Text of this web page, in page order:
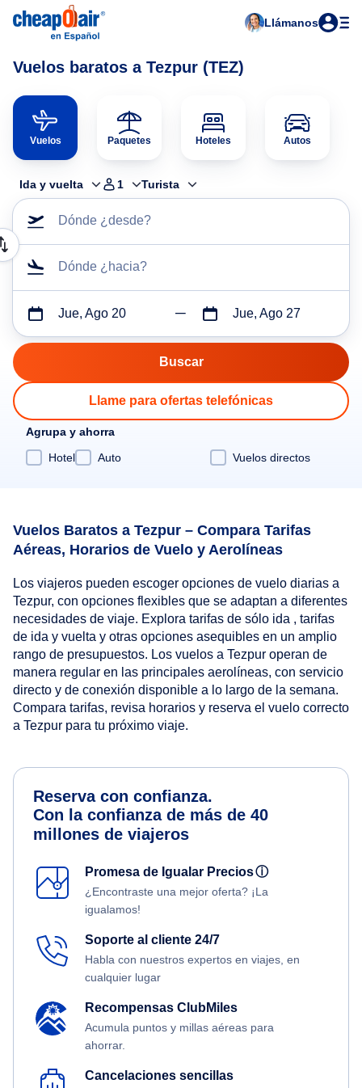
Llámanos
Vuelos baratos a Tezpur (TEZ)
Vuelos Paquetes Hoteles Autos
Ida y vuelta 1 Turista
Dónde ¿desde?
Dónde ¿hacia?
Jue, Ago 20 Jue, Ago 27
Llame para ofertas telefónicas
Agrupa y ahorra
Hotel
Auto Vuelos directos
Vuelos Baratos a Tezpur – Compara Tarifas
Aéreas, Horarios de Vuelo y Aerolíneas
Los viajeros pueden escoger opciones de vuelo diarias a
Tezpur, con opciones flexibles que se adaptan a diferentes
necesidades de viaje. Explora tarifas de sólo ida , tarifas
de ida y vuelta y otras opciones asequibles en un amplio
rango de presupuestos. Los vuelos a Tezpur operan de
manera regular en las principales aerolíneas, con servicio
directo y de conexión disponible a lo largo de la semana.
Compara tarifas, revisa horarios y reserva el vuelo correcto
a Tezpur para tu próximo viaje.
Reserva con confianza.
Con la confianza de más de 40
millones de viajeros
Promesa de Igualar Preciosⓘ
¿Encontraste una mejor oferta? ¡La
igualamos!
Soporte al cliente 24/7
Habla con nuestros expertos en viajes, en
cualquier lugar
Recompensas ClubMiles
Acumula puntos y millas aéreas para
ahorrar.
Cancelaciones sencillas